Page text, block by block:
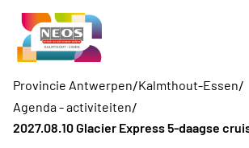
Provincie Antwerpen/Kalmthout-Essen/
Agenda - activiteiten/
2027.08.10 Glacier Express 5-daagse